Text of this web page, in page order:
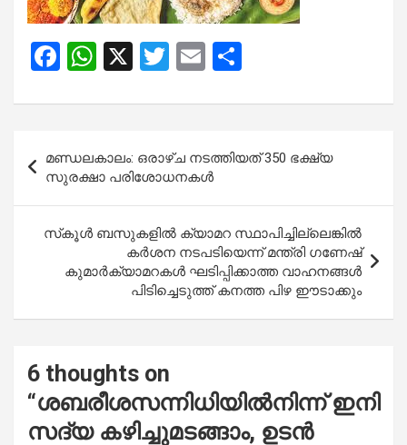
F
ce
o
o
k
W
at
A
p
p
X
T
tt
er
E
ail ar
navigation
മണ്ഡലകാലം: ഒരാഴ്ച നടത്തിയത് 350 ഭക്ഷ്യ
സുരക്ഷാ പരിശോധനകൾ
സ്‌കൂള്‍ ബസുകളില്‍ ക്യാമറ സ്ഥാപിച്ചില്ലെങ്കില്‍
കര്‍ശന നടപടിയെന്ന് മന്ത്രി ഗണേഷ്
കുമാര്‍ക്യാമറകള്‍ ഘടിപ്പിക്കാത്ത വാഹനങ്ങള്‍
പിടിച്ചെടുത്ത് കനത്ത പിഴ ഈടാക്കും
6 thoughts on
“ശബരീശസന്നിധിയില്‍നിന്ന് ഇനി
സദ്യ കഴിച്ചുമടങ്ങാം, ഉടന്‍